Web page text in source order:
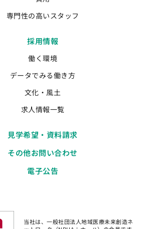
専門性の高いスタッフ
採用情報
働く環境
データでみる働き方
文化・風土
求人情報一覧
見学希望・資料請求
その他お問い合わせ
電子公告
当社は、一般社団法人地域医療未来創造ネ